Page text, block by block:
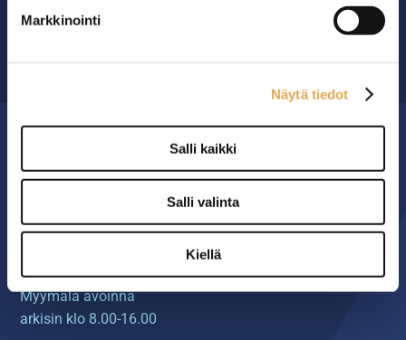
Markkinointi
Näytä tiedot
Salli kaikki
Salli valinta
Kiellä
Seinäjoen PK-Myynti Oy
Rengastie 32
Myymälä avoinna
arkisin klo 8.00-16.00